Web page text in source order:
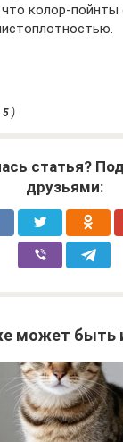
колор-пойнты
5 )
статья?
друзьями:
может быть